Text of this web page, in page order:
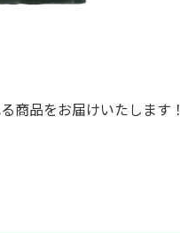
商品をお届けいたします！